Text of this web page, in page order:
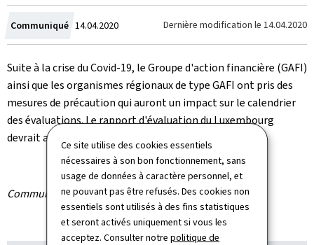
Ce site utilise des cookies essentiels
nécessaires à son bon fonctionnement, sans
usage de données à caractère personnel, et
ne pouvant pas être refusés. Des cookies non
essentiels sont utilisés à des fins statistiques
et seront activés uniquement si vous les
acceptez. Consulter notrepolitique de
Communiqué Crée
le
14.04.2020 Dernière modification le 14.04.2020
Suite à la crise du Covid-19, le Groupe d'action financière (GAFI)
ainsi que les organismes régionaux de type GAFI ont pris des
mesures de précaution qui auront un impact sur le calendrier
des évaluations. Le rapport d'évaluation du Luxembourg
devrait ainsi être discuté à la plénière d'octobre 2021.
Communiqué par le ministère de la Justice